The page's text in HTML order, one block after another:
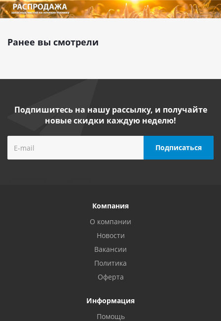
Ранее вы смотрели
Подпишитесь на нашу рассылку, и получайте
новые скидки каждую неделю!
Компания
О компании
Новости
Вакансии
Политика
Оферта
Информация
Помощь